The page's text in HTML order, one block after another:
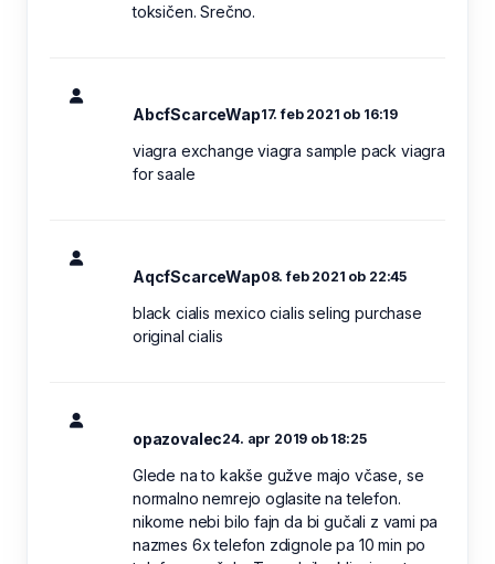
toksičen. Srečno.
AbcfScarceWap17. feb 2021 ob 16:19
viagra exchange viagra sample pack viagra
for saale
AqcfScarceWap08. feb 2021 ob 22:45
black cialis mexico cialis seling purchase
original cialis
opazovalec24. apr 2019 ob 18:25
Glede na to kakše gužve majo včase, se
normalno nemrejo oglasite na telefon.
nikome nebi bilo fajn da bi gučali z vami pa
nazmes 6x telefon zdignole pa 10 min po